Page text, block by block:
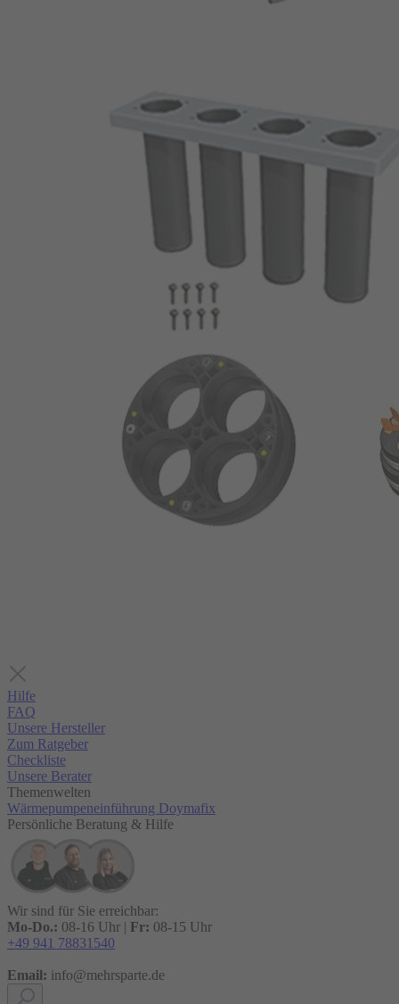
Hilfe
FAQ
Unsere Hersteller
Zum Ratgeber
Checkliste
Unsere Berater
Themenwelten
Wärmepumpeneinführung Doymafix
Persönliche Beratung & Hilfe
Wir sind für Sie erreichbar:
Mo-Do.: 08-16 Uhr | Fr: 08-15 Uhr
+49 941 78831540
Email: info@mehrsparte.de